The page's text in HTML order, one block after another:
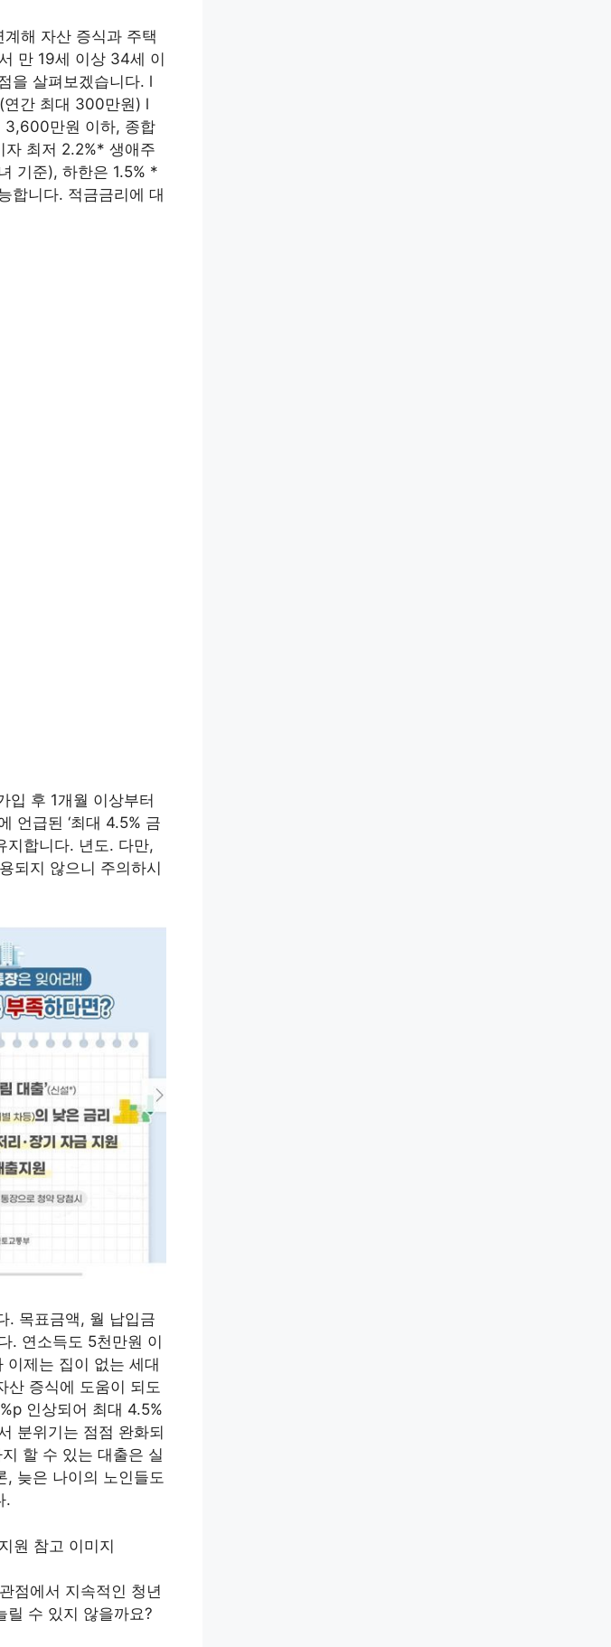
해 자산 증식과 주택
만 19세 이상 34세 이
을 살펴보겠습니다. l
연간 최대 300만원) l
3,600만원 이하, 종합
최저 2.2%* 생애주
기준), 하한은 1.5% *
합니다. 적금금리에 대
입 후 1개월 이상부터
언급된 ‘최대 4.5% 금
지합니다. 년도. 다만,
되지 않으니 주의하시
. 목표금액, 월 납입금
. 연소득도 5천만원 이
제는 집이 없는 세대
산 증식에 도움이 되도
인상되어 최대 4.5%
분위기는 점점 완화되
할 수 있는 대출은 실
, 늦은 나이의 노인들도
.
점에서 지속적인 청년
릴 수 있지 않을까요?